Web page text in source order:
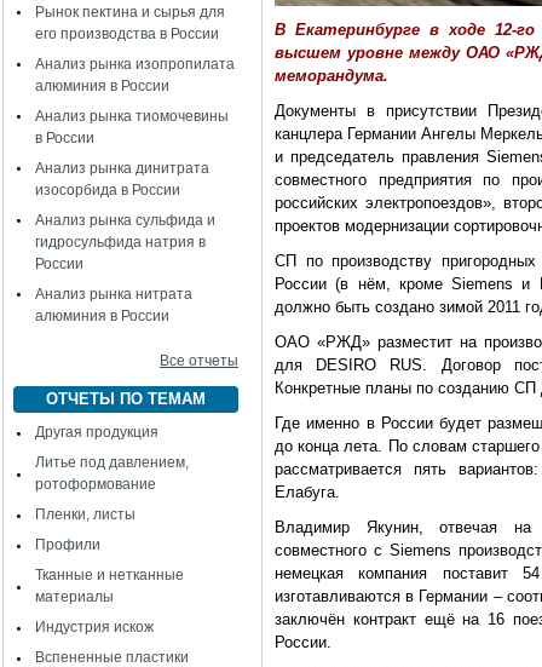
Рынок пектина и сырья для
его производства в России
Анализ рынка изопропилата
алюминия в России
Анализ рынка тиомочевины
в России
Анализ рынка динитрата
изосорбида в России
Анализ рынка сульфида и
гидросульфида натрия в
России
Анализ рынка нитрата
алюминия в России
Все отчеты
ОТЧЕТЫ ПО ТЕМАМ
Другая продукция
Литье под давлением,
ротоформование
Пленки, листы
Профили
Тканные и нетканные
материалы
Индустрия искож
Вспененные пластики
В Екатеринбурге в ходе 12-го
высшем уровне между ОАО
меморандума.
Документы в присутствии
канцлера Германии Ангелы
и председатель правления
совместного предприятия по
российских электропоездов»,
проектов модернизации
СП по производству
России (в нём, кроме Siemens и
должно быть создано зимой 2011
ОАО «РЖД» разместит на
для DESIRO RUS. Договор
Конкретные планы по созданию
Где именно в России будет
до конца лета. По словам
рассматривается пять
Елабуга.
Владимир Якунин, отвечая на
совместного с Siemens
немецкая компания
изготавливаются в Германии –
заключён контракт ещё на 16
России.